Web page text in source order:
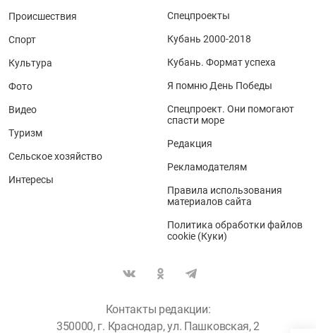
Происшествия
Спорт
Культура
Фото
Видео
Туризм
Сельское хозяйство
Интересы
Спецпроекты
Кубань 2000-2018
Кубань. Формат успеха
Я помню День Победы
Спецпроект. Они помогают
спасти море
Редакция
Рекламодателям
Правила использования
материалов сайта
Политика обработки файлов
cookie (Куки)
Контакты редакции:
350000, г. Краснодар, ул. Пашковская, 2